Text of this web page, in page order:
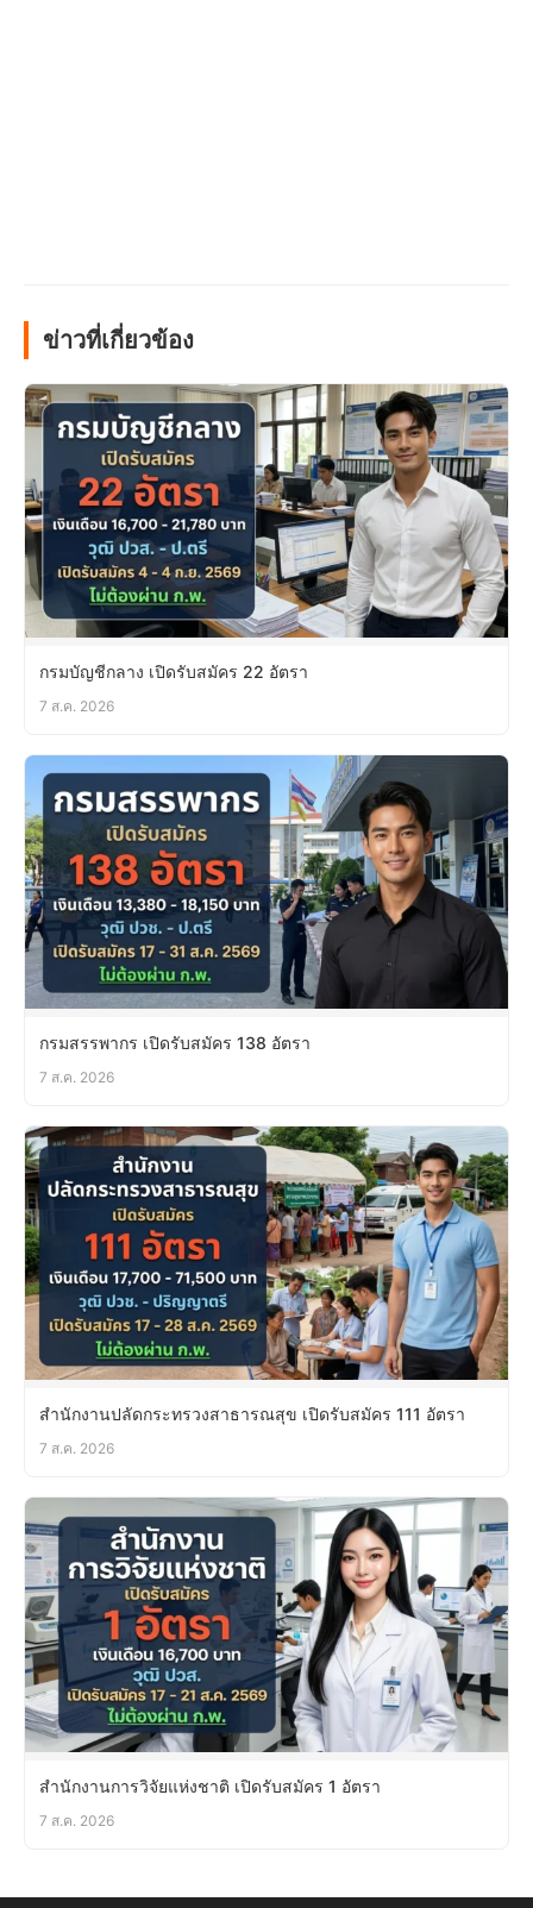
ข่าวที่เกี่ยวข้อง
กรมบัญชีกลาง เปิดรับสมัคร 22 อัตรา
7 ส.ค. 2026
กรมสรรพากร เปิดรับสมัคร 138 อัตรา
7 ส.ค. 2026
สำนักงานปลัดกระทรวงสาธารณสุข เปิดรับสมัคร 111 อัตรา
7 ส.ค. 2026
สำนักงานการวิจัยแห่งชาติ เปิดรับสมัคร 1 อัตรา
7 ส.ค. 2026